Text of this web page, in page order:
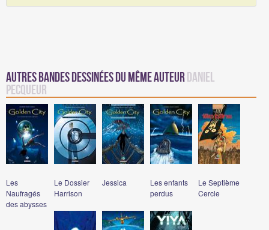
Autres Bandes Dessinées du même auteur Daniel
Pecqueur
Les
Naufragés
des abysses
Le Dossier
Harrison
Jessica
Les enfants
perdus
Le Septième
Cercle